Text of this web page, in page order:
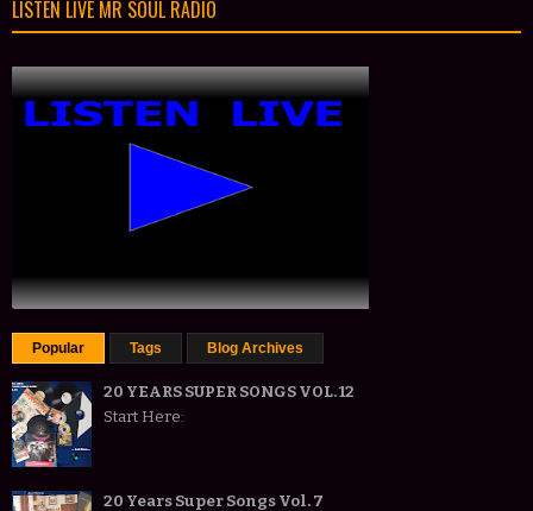
LISTEN LIVE MR SOUL RADIO
Popular Tags Blog Archives
20 YEARS SUPER SONGS VOL. 12
Start Here:
20 Years Super Songs Vol. 7